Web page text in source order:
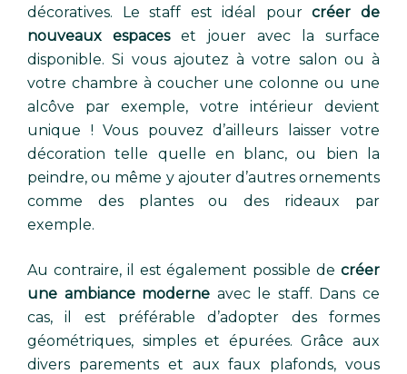
décoratives. Le staff est idéal pourcréer de
nouveaux espaceset jouer avec la surface
disponible. Si vous ajoutez à votre salon ou à
votre chambre à coucher une colonne ou une
alcôve par exemple, votre intérieur devient
unique ! Vous pouvez d’ailleurs laisser votre
décoration telle quelle en blanc, ou bien la
peindre, ou même y ajouter d’autres ornements
comme des plantes ou des rideaux par
exemple.
Au contraire, il est également possible de créer
une ambiance moderne avec le staff. Dans ce
cas, il est préférable d’adopter des formes
géométriques, simples et épurées. Grâce aux
divers parements et aux faux plafonds, vous